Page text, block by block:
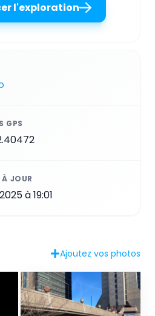
l'exploration
GPS
À JOUR
à 19:01
Ajoutez vos photos